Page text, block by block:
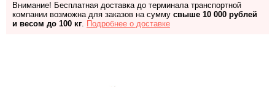
Внимание! Бесплатная доставка до терминала транспортной
компании возможна для заказов на сумму свыше 10 000 рублей
и весом до 100 кг. Подробнее о доставке